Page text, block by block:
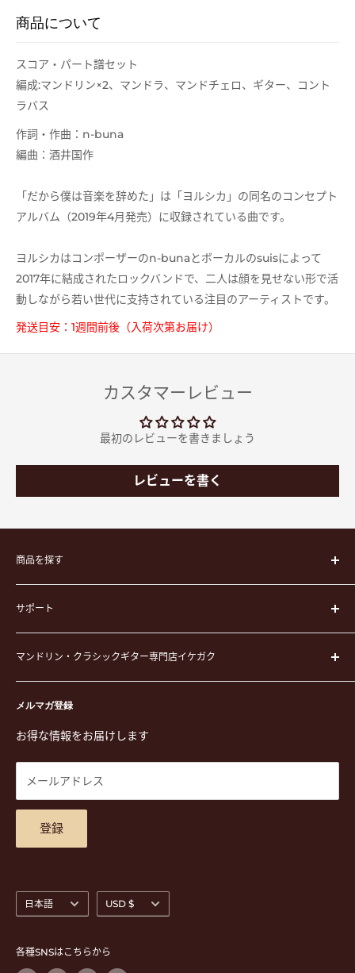
商品について
スコア・パート譜セット
編成:マンドリン×2、マンドラ、マンドチェロ、ギター、コント
ラバス
作詞・作曲：n-buna
編曲：酒井国作
「だから僕は音楽を辞めた」は「ヨルシカ」の同名のコンセプト
アルバム（2019年4月発売）に収録されている曲です。
ヨルシカはコンポーザーのn-bunaとボーカルのsuisによって
2017年に結成されたロックバンドで、二人は顔を見せない形で活
動しながら若い世代に支持されている注目のアーティストです。
発送目安：1週間前後（入荷次第お届け）
カスタマーレビュー
最初のレビューを書きましょう
レビューを書く
商品を探す
楽器
楽器ケース
弦
ピック
演奏用品
ステーショナリー&アクセサリー
楽譜
チケット
楽器レンタル
サポート
運営会社
イケガクについて
お買い物ガイド
特定商取引法に基づく表示
プライバシーポリシー
商品検索
お問合せ
アクセスマップ
メルマガ登録
お得な情報をお届けします
メールアドレス
登録
マンドリン・クラシックギター専門店イケガク
TEL. 03-5952-1391 / FAX. 03-5952-1392
営業時間 月-水,金,土 11:00-19:00 / 日,祝 11:00-18:00 (木曜定
休)
語
日本語
貨
USD $
各種SNSはこちらから